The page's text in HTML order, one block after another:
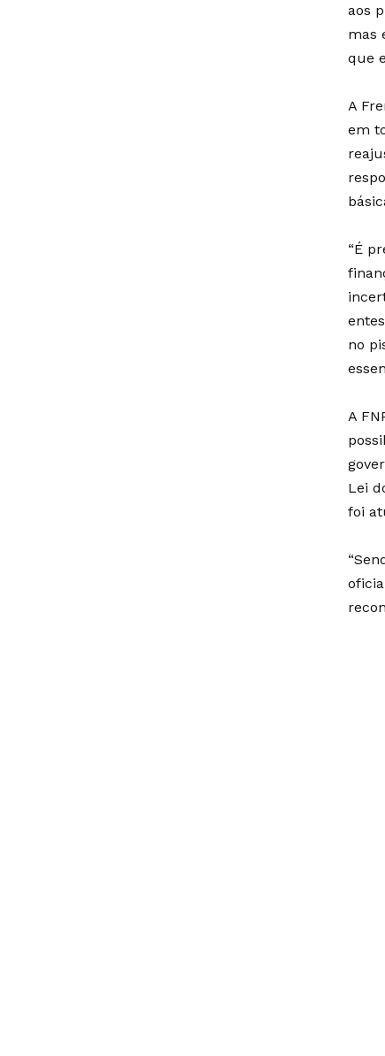
aos
mas
que
A
em
“É
no
A
Lei
foi